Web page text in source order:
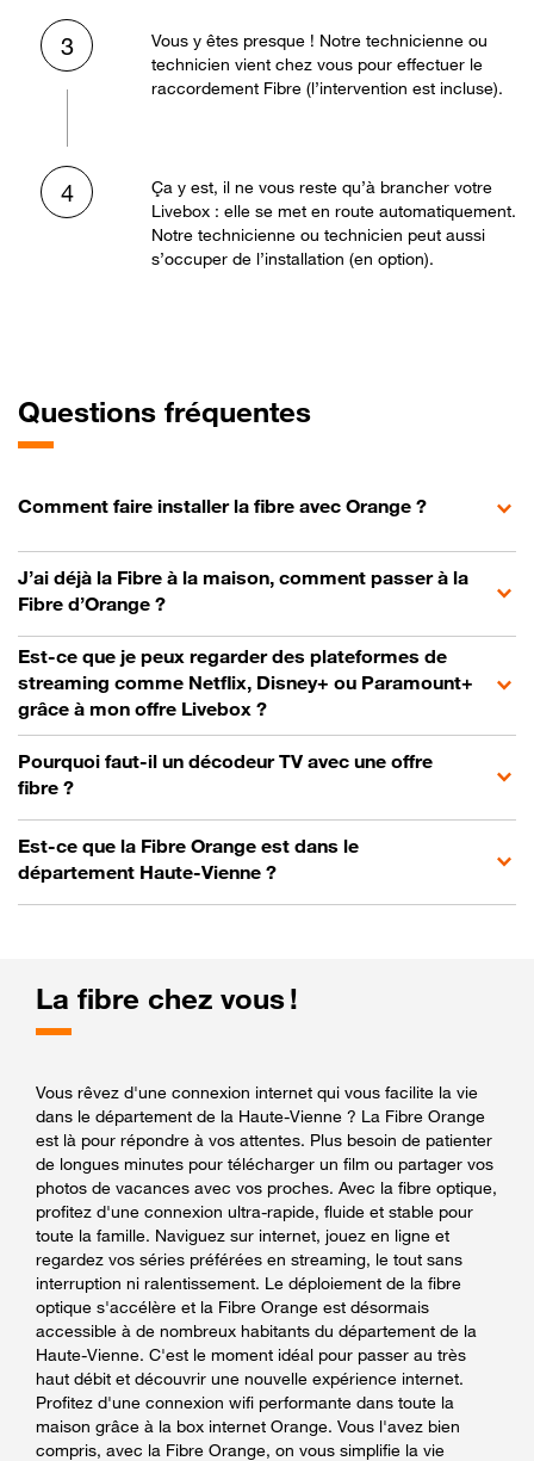
3
Vous y êtes presque ! Notre technicienne ou
technicien vient chez vous pour effectuer le
raccordement Fibre (l’intervention est incluse).
4
Ça y est, il ne vous reste qu’à brancher votre
Livebox : elle se met en route automatiquement.
Notre technicienne ou technicien peut aussi
s’occuper de l’installation (en option).
Questions fréquentes
Comment faire installer la fibre avec Orange ?
J’ai déjà la Fibre à la maison, comment passer à la
Fibre d’Orange ?
Est-ce que je peux regarder des plateformes de
streaming comme Netflix, Disney+ ou Paramount+
grâce à mon offre Livebox ?
Pourquoi faut-il un décodeur TV avec une offre
fibre ?
Est-ce que la Fibre Orange est dans le
département Haute-Vienne ?
La fibre chez vous !
Vous rêvez d'une connexion internet qui vous facilite la vie
dans le département de la Haute-Vienne ? La Fibre Orange
est là pour répondre à vos attentes. Plus besoin de patienter
de longues minutes pour télécharger un film ou partager vos
photos de vacances avec vos proches. Avec la fibre optique,
profitez d'une connexion ultra-rapide, fluide et stable pour
toute la famille. Naviguez sur internet, jouez en ligne et
regardez vos séries préférées en streaming, le tout sans
interruption ni ralentissement. Le déploiement de la fibre
optique s'accélère et la Fibre Orange est désormais
accessible à de nombreux habitants du département de la
Haute-Vienne. C'est le moment idéal pour passer au très
haut débit et découvrir une nouvelle expérience internet.
Profitez d'une connexion wifi performante dans toute la
maison grâce à la box internet Orange. Vous l'avez bien
compris, avec la Fibre Orange, on vous simplifie la vie